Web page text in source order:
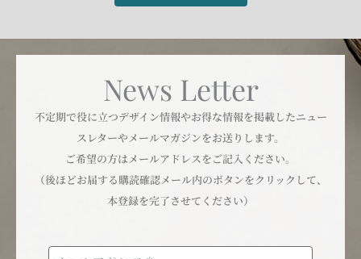
News Letter
不定期で役に立つデザイン情報やお得な情報を掲載したニュー
スレターやメールマガジンをお送りします。
ご希望の方はメールアドレスをご記入ください。
（後ほどお届する購読確認メール内のボタンをクリックして、
本登録を完了させてください）